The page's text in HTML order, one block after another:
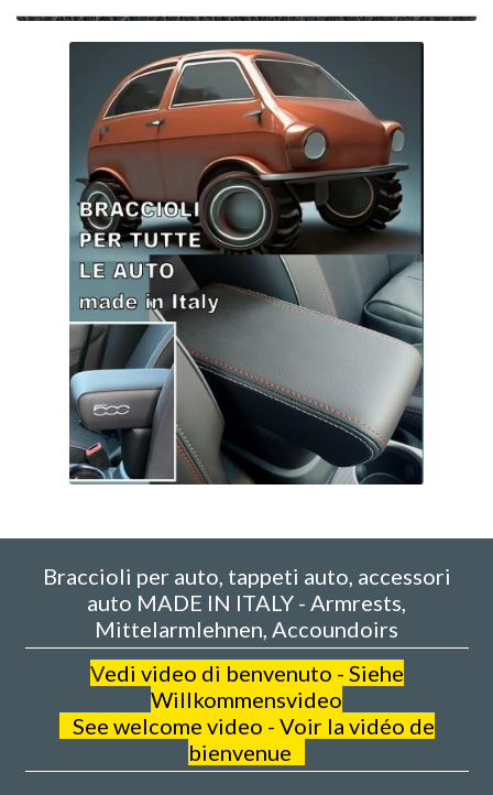
Braccioli per auto, tappeti auto, accessori
auto MADE IN ITALY - Armrests,
Mittelarmlehnen, Accoundoirs
Vedi video di benvenuto - Siehe
Willkommensvideo
See welcome video - Voir la vidéo de
bienvenue